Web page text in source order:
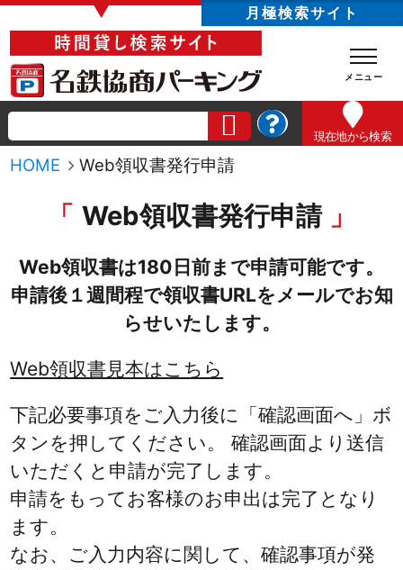
▼ 月極検索サイト
現在地から検索
HOME Web領収書発行申請
Web領収書発行申請
Web領収書は180日前まで申請可能です。
申請後１週間程で領収書URLをメールでお知
らせいたします。
Web領収書見本はこちら
下記必要事項をご入力後に「確認画面へ」ボ
タンを押してください。 確認画面より送信
いただくと申請が完了します。
申請をもってお客様のお申出は完了となり
ます。
なお、ご入力内容に関して、確認事項が発